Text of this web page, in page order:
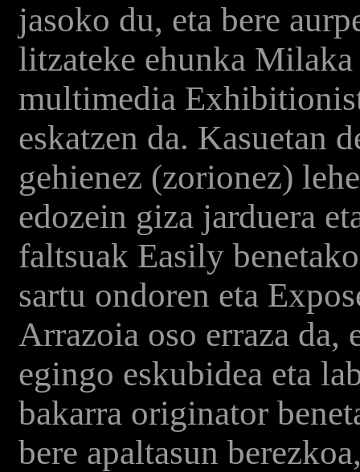
jasoko du, eta bere
litzateke ehunka
multimedia
eskatzen da. Kasuetan
gehienez (zorionez)
edozein giza jarduera
faltsuak Easily
sartu ondoren eta
Arrazoia oso erraza da,
egingo eskubidea eta
bakarra originator
bere apaltasun